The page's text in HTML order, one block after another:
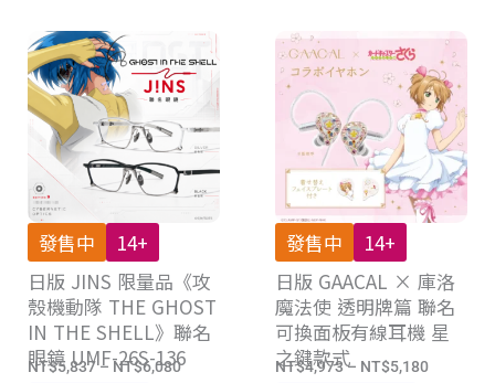
發售中
14+
日版 JINS 限量品《攻
殼機動隊 THE GHOST
IN THE SHELL》聯名
眼鏡 UMF-26S-136
NT$5,837 – NT$6,080價
發售中
14+
日版 GAACAL × 庫洛
魔法使 透明牌篇 聯名
可換面板有線耳機 星
之鍵款式
NT$4,973– NT$5,180價